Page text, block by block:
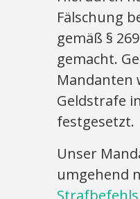
Fälschung
gemäß §
gemacht.
Mandanten
Geldstrafe
festgesetzt.
Unser
umgehend
Strafbefehls